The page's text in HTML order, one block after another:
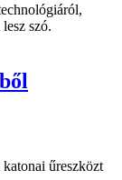
szó.
űreszközt